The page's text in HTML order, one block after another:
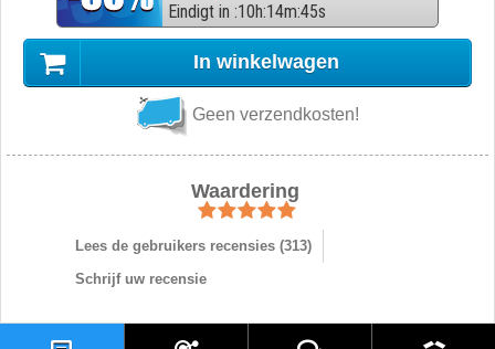
Eindigt in :10h:14m:44s
In winkelwagen
Geen verzendkosten!
Waardering
Lees de gebruikers recensies (313)
Schrijf uw recensie